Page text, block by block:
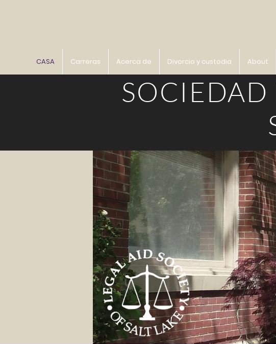
CASA Carreras Acerca de Divorcio y custodia About
SOCIEDAD